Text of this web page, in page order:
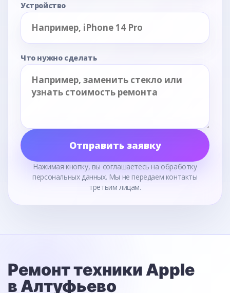
Устройство
Что нужно сделать
Отправить заявку
Нажимая кнопку, вы соглашаетесь на обработку
персональных данных. Мы не передаем контакты
третьим лицам.
Ремонт техники Apple
в Алтуфьево